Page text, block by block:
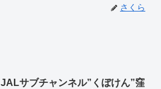
さくら
JALサブチャンネル”くぼけん”窪